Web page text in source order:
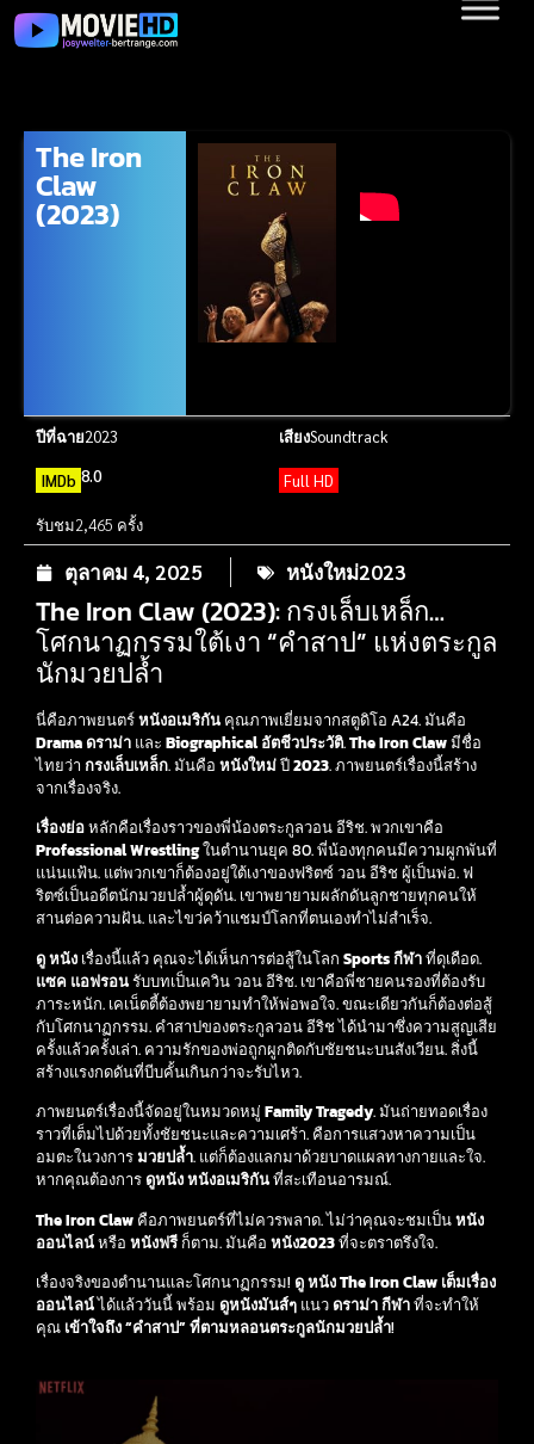
The Iron
Claw
(2023)
ปีที่ฉาย2023 เสียงSoundtrack
IMDb 8.0 Full HD
รับชม2,465 ครั้ง
ตุลาคม 4, 2025 หนังใหม่2023
The Iron Claw (2023): กรงเล็บเหล็ก…
โศกนาฏกรรมใต้เงา “คำสาป” แห่งตระกูล
นักมวยปล้ำ
นี่คือภาพยนตร์หนังอเมริกัน คุณภาพเยี่ยมจากสตูดิโอ A24. มันคือ
Drama ดราม่า และ Biographical อัตชีวประวัติ.The Iron Clawมีชื่อ
ไทยว่า กรงเล็บเหล็ก. มันคือ หนังใหม่ปี2023. ภาพยนตร์เรื่องนี้สร้าง
จากเรื่องจริง.
เรื่องย่อหลักคือเรื่องราวของพี่น้องตระกูลวอน อีริช. พวกเขาคือ
Professional Wrestlingในตำนานยุค 80. พี่น้องทุกคนมีความผูกพันที่
แน่นแฟ้น. แต่พวกเขาก็ต้องอยู่ใต้เงาของฟริตซ์ วอน อีริช ผู้เป็นพ่อ. ฟ
ริตซ์เป็นอดีตนักมวยปล้ำผู้ดุดัน. เขาพยายามผลักดันลูกชายทุกคนให้
สานต่อความฝัน. และไขว่คว้าแชมป์โลกที่ตนเองทำไม่สำเร็จ.
ดู หนัง เรื่องนี้แล้ว คุณจะได้เห็นการต่อสู้ในโลก Sports กีฬาที่ดุเดือด.
แซค แอฟรอนรับบทเป็นเควิน วอน อีริช. เขาคือพี่ชายคนรองที่ต้องรับ
ภาระหนัก. เคเน็ตตี้ต้องพยายามทำให้พ่อพอใจ. ขณะเดียวกันก็ต้องต่อสู้
กับโศกนาฏกรรม. คำสาปของตระกูลวอน อีริช ได้นำมาซึ่งความสูญเสีย
ครั้งแล้วครั้งเล่า. ความรักของพ่อถูกผูกติดกับชัยชนะบนสังเวียน. สิ่งนี้
สร้างแรงกดดันที่บีบคั้นเกินกว่าจะรับไหว.
ภาพยนตร์เรื่องนี้จัดอยู่ในหมวดหมู่ Family Tragedy. มันถ่ายทอดเรื่อง
ราวที่เต็มไปด้วยทั้งชัยชนะและความเศร้า. คือการแสวงหาความเป็น
อมตะในวงการมวยปล้ำ. แต่ก็ต้องแลกมาด้วยบาดแผลทางกายและใจ.
หากคุณต้องการ ดูหนังหนังอเมริกันที่สะเทือนอารมณ์.
The Iron Claw คือภาพยนตร์ที่ไม่ควรพลาด. ไม่ว่าคุณจะชมเป็นหนัง
ออนไลน์หรือ หนังฟรี ก็ตาม. มันคือ หนัง2023ที่จะตราตรึงใจ.
เรื่องจริงของตำนานและโศกนาฏกรรม! ดู หนัง The Iron Claw เต็มเรื่อง
ออนไลน์ได้แล้ววันนี้ พร้อม ดูหนังมันส์ๆ แนว ดราม่า กีฬาที่จะทำให้
คุณ เข้าใจถึง “คำสาป” ที่ตามหลอนตระกูลนักมวยปล้ำ!